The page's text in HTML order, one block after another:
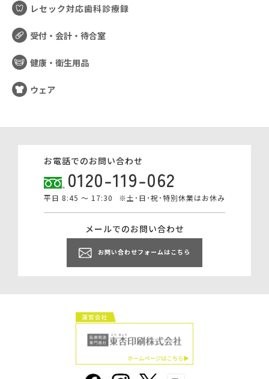
レセック対応歯科診療録
受付・会計・待合室
健康・衛生用品
ウェア
お電話でのお問い合わせ
0120-119-062
平日 8:45 ～ 17:30 ※土･日･祝･特別休業はお休み
メールでのお問い合わせ
お問い合わせフォームはこちら